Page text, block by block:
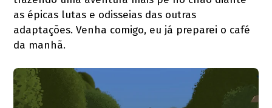
as épicas lutas e odisseias das outras
adaptações. Venha comigo, eu já preparei o café
da manhã.